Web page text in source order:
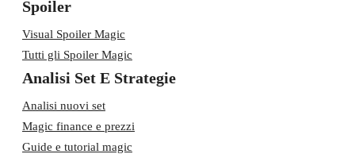
Spoiler
Visual Spoiler Magic
Tutti gli Spoiler Magic
Analisi Set E Strategie
Analisi nuovi set
Magic finance e prezzi
Guide e tutorial magic